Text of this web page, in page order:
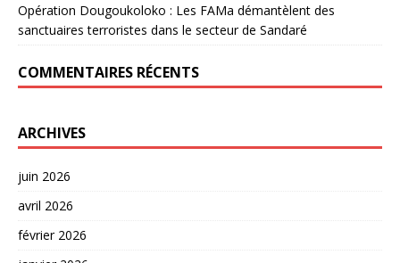
Opération Dougoukoloko : Les FAMa démantèlent des
sanctuaires terroristes dans le secteur de Sandaré
COMMENTAIRES RÉCENTS
ARCHIVES
juin 2026
avril 2026
février 2026